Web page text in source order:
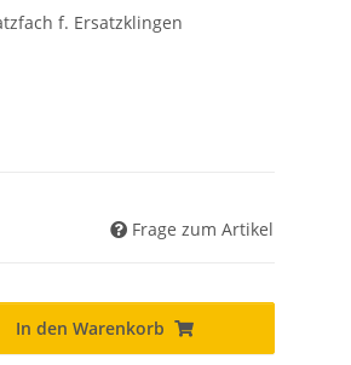
f. Ersatzklingen
Frage zum Artikel
In den Warenkorb